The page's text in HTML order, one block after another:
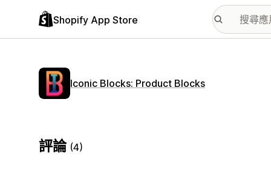
Shopify App Store
Iconic Blocks: Product Blocks
評論 (4)